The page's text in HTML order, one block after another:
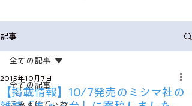
記事
全ての記事
こみゅにてぃわ
全ての記事
【掲載情報】10/7発売のミシマ社の
2015年10月7日